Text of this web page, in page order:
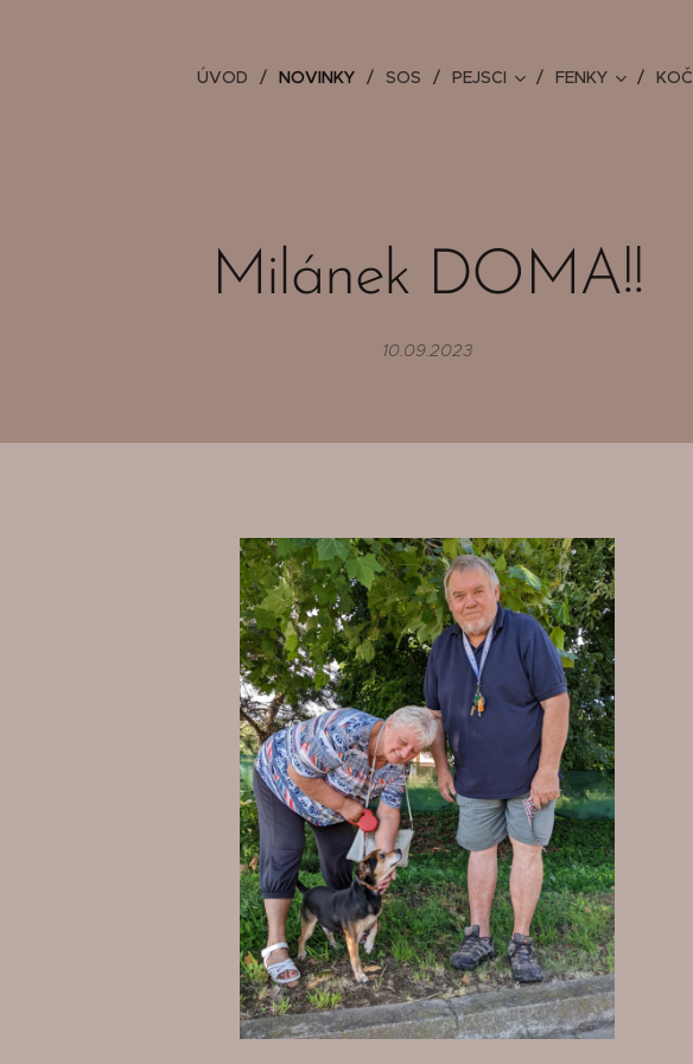
ÚVOD NOVINKY SOS PEJSCI FENKY
Milánek DOMA!!
10.09.2023